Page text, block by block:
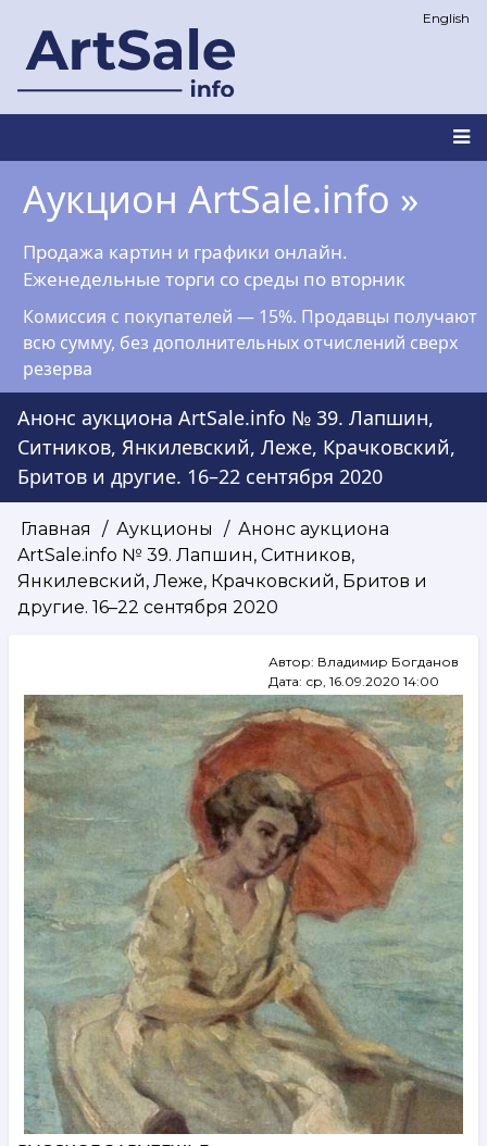
основному
English
Main
navigation
Аукцион ArtSale.info »
Продажа картин и графики онлайн.
Еженедельные торги со среды по вторник
Комиссия с покупателей — 15%. Продавцы получают
всю сумму, без дополнительных отчислений сверх
резерва
Анонс аукциона ArtSale.info № 39. Лапшин,
Ситников, Янкилевский, Леже, Крачковский,
Бритов и другие. 16–22 сентября 2020
Строка
навигации
Главная Аукционы
Анонс аукциона
ArtSale.info № 39. Лапшин, Ситников,
Янкилевский, Леже, Крачковский, Бритов и
другие. 16–22 сентября 2020
Автор: Владимир Богданов
Дата: ср, 16.09.2020 14:00